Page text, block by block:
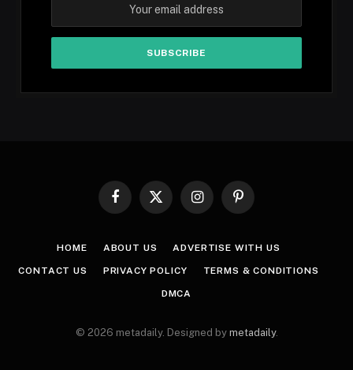
Facebook
X
InstagramPinterest
HOME ABOUT US ADVERTISE WITH US
CONTACT US PRIVACY POLICY TERMS & CONDITIONS
DMCA
© 2026 metadaily. Designed by metadaily.